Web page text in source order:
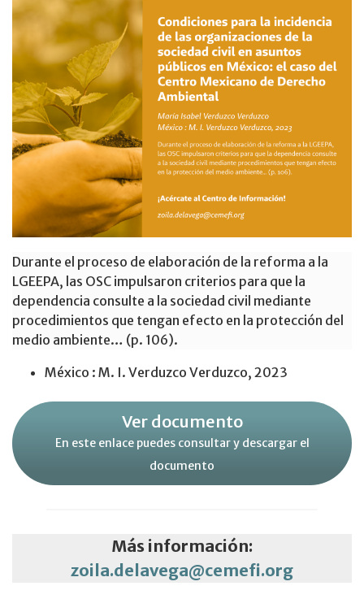
Durante el proceso de elaboración de la reforma a la
LGEEPA, las OSC impulsaron criterios para que la
dependencia consulte a la sociedad civil mediante
procedimientos que tengan efecto en la protección del
medio ambiente… (p. 106).
México : M. I. Verduzco Verduzco, 2023
Ver documento
En este enlace puedes consultar y descargar el
documento
Más información:
zoila.delavega@cemefi.org